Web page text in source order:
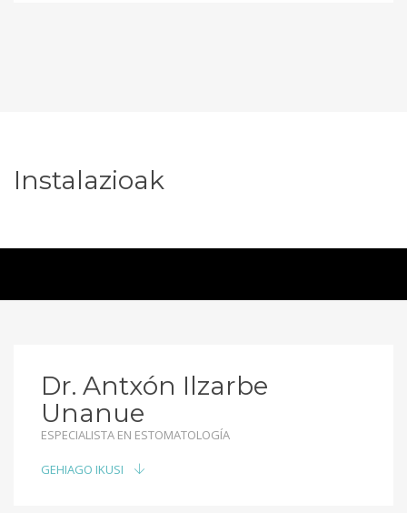
Instalazioak
Dr. Antxón Ilzarbe
Unanue
ESPECIALISTA EN ESTOMATOLOGÍA
GEHIAGO IKUSI